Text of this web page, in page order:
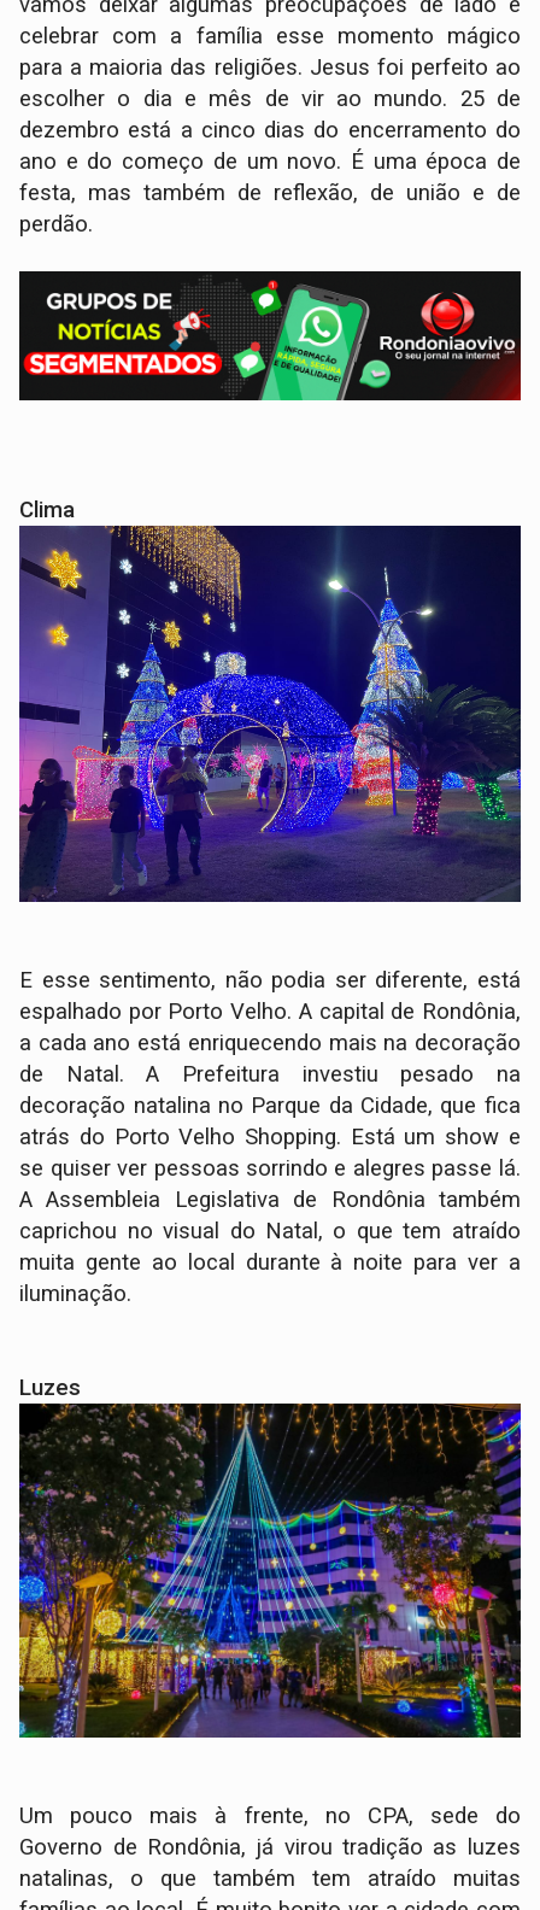
celebrar com a família esse momento mágico
para a maioria das religiões. Jesus foi perfeito ao
escolher o dia e mês de vir ao mundo. 25 de
dezembro está a cinco dias do encerramento do
ano e do começo de um novo. É uma época de
festa, mas também de reflexão, de união e de
perdão.
Clima
E esse sentimento, não podia ser diferente, está
espalhado por Porto Velho. A capital de Rondônia,
a cada ano está enriquecendo mais na decoração
de Natal. A Prefeitura investiu pesado na
decoração natalina no Parque da Cidade, que fica
atrás do Porto Velho Shopping. Está um show e
se quiser ver pessoas sorrindo e alegres passe lá.
A Assembleia Legislativa de Rondônia também
caprichou no visual do Natal, o que tem atraído
muita gente ao local durante à noite para ver a
iluminação.
Luzes
Um pouco mais à frente, no CPA, sede do
Governo de Rondônia, já virou tradição as luzes
natalinas, o que também tem atraído muitas